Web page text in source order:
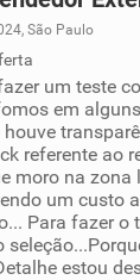
São Paulo
um teste
em
referente ao
moro na zona
um custo
Para fazer o
estou